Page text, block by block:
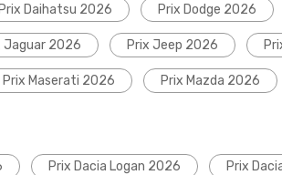
Prix Daihatsu 2026 Prix Dodge 2026
Jaguar 2026 Prix Jeep 2026
Prix Maserati 2026 Prix Mazda 2026
Prix Dacia Logan 2026 Prix